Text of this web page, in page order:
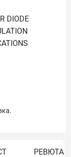
DIODE
РЕВЮТА